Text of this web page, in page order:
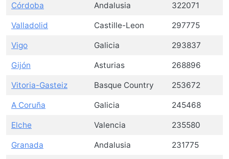
Córdoba Andalusia 322071
Valladolid Castille-Leon 297775
Vigo Galicia 293837
Gijón Asturias 268896
Vitoria-Gasteiz Basque Country 253672
A Coruña Galicia 245468
Elche Valencia 235580
Granada Andalusia 231775